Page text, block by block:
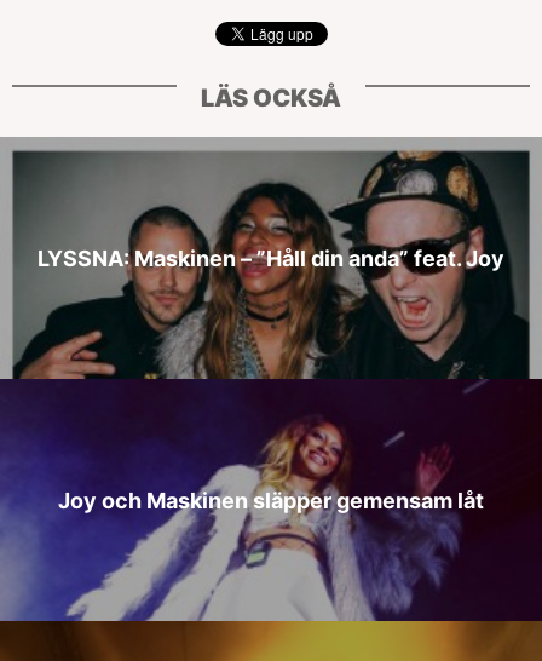
LÄS OCKSÅ
LYSSNA: Maskinen – ”Håll din anda” feat. Joy
Joy och Maskinen släpper gemensam låt